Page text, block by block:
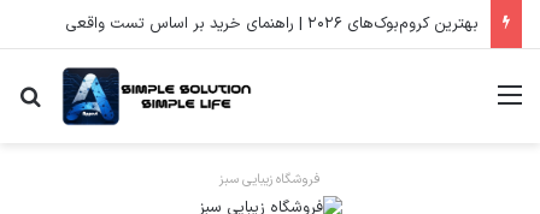
بهترین کروم‌بوک‌های ۲۰۲۶ | راهنمای خرید بر اساس تست واقعی
منو
فروشگاه زیبایی سبز